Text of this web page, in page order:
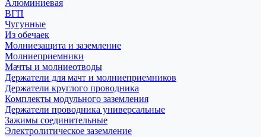
Алюминиевая
ВГП
Чугунные
Из обечаек
Молниезащита и заземление
Молниеприемники
Мачты и молниеотводы
Держатели для мачт и молниеприемников
Держатели круглого проводника
Комплекты модульного заземления
Держатели проводника универсальные
Зажимы соединительные
Электролитическое заземление